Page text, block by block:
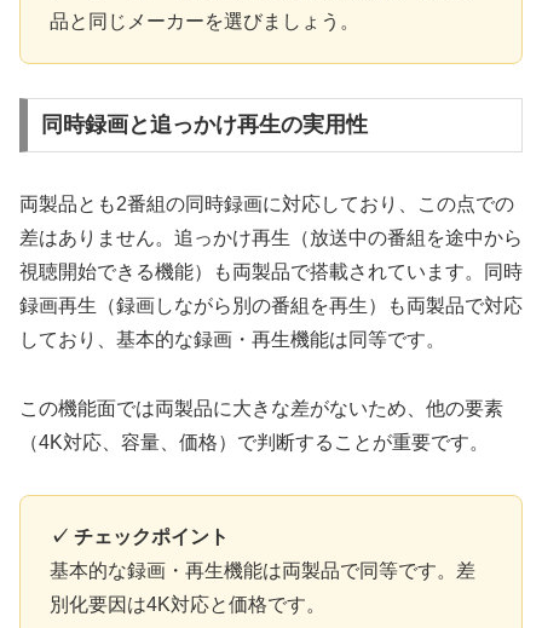
品と同じメーカーを選びましょう。
同時録画と追っかけ再生の実用性
両製品とも2番組の同時録画に対応しており、この点での
差はありません。追っかけ再生（放送中の番組を途中から
視聴開始できる機能）も両製品で搭載されています。同時
録画再生（録画しながら別の番組を再生）も両製品で対応
しており、基本的な録画・再生機能は同等です。
この機能面では両製品に大きな差がないため、他の要素
（4K対応、容量、価格）で判断することが重要です。
✓ チェックポイント
基本的な録画・再生機能は両製品で同等です。差
別化要因は4K対応と価格です。